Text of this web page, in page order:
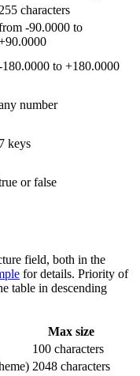
255 characters
-90.0000 to
180.0000 to +180.0000
number
7 keys
or false
field, both in the
for details. Priority of
table in descending
Max size
100 characters
2048 characters